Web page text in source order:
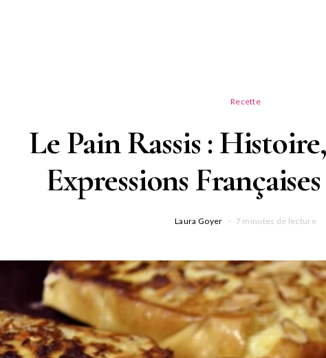
Recette
Le Pain Rassis :
Expressions
Laura Goyer 7 minutes de lecture